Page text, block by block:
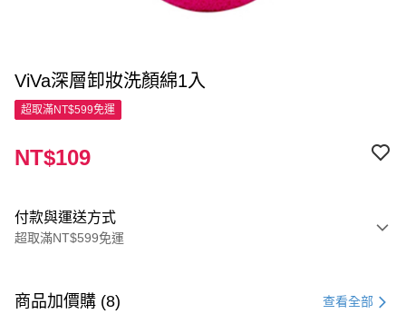
ViVa深層卸妝洗顏綿1入
超取滿NT$599免運
NT$109
付款與運送方式
超取滿NT$599免運
信用卡一次付款
商品加價購 (8) 查看全部